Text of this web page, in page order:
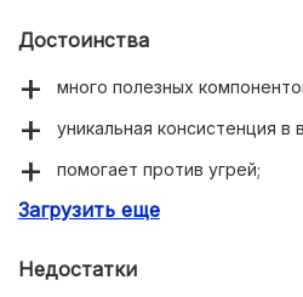
Достоинства
много полезных
уникальная консистенция в
помогает против угрей;
видимый эффект после
Загрузить еще
Недостатки